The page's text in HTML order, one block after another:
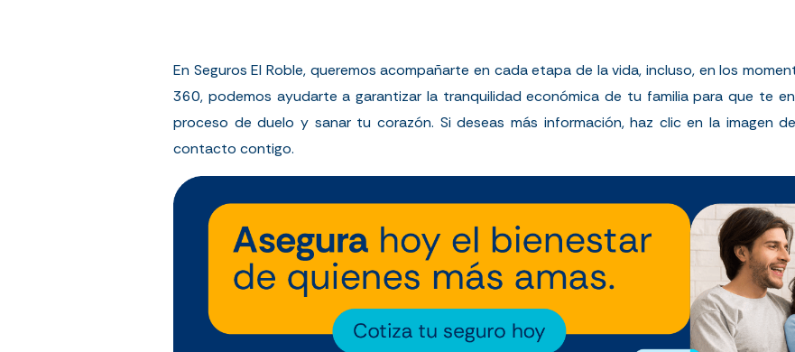
En Seguros El Roble, queremos acompañarte en cada etapa de la vida, incluso, en los
360, podemos ayudarte a garantizar la tranquilidad económica de tu familia para que te
proceso de duelo y sanar tu corazón. Si deseas más información, haz clic en la imagen
contacto contigo.